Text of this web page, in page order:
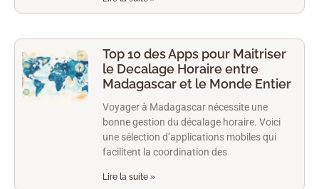
Top 10 des Apps pour Maitriser
le Decalage Horaire entre
Madagascar et le Monde Entier
Voyager à Madagascar nécessite une
bonne gestion du décalage horaire. Voici
une sélection d’applications mobiles qui
facilitent la coordination des
Lire la suite »